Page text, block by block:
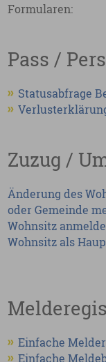
Formularen:
Pass /
Statusabfrage
Zuzug /
Änderung des
oder Gemeinde
Wohnsitz
Wohnsitz als
Einfache
Einfache